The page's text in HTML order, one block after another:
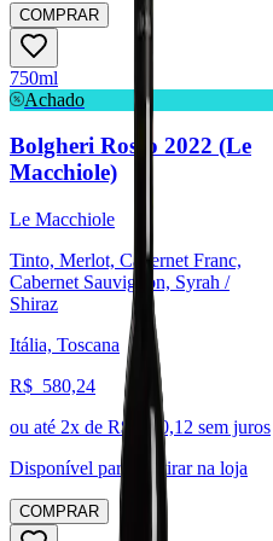
COMPRAR
750ml
Achado
Bolgheri Rosso 2022 (Le
Macchiole)
Le Macchiole
Tinto, Merlot, Cabernet Franc,
Cabernet Sauvignon, Syrah /
Shiraz
Itália, Toscana
R$ 580,24
ou até 2x de R$ 290,12 sem juros
Disponível para:
Retirar na loja
COMPRAR